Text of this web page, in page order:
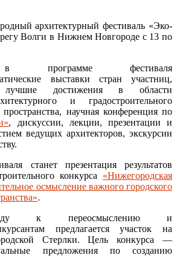
архитектурный фестиваль «Эко-
Волги в Нижнем Новгороде с 13 по
в программе фестиваля
выставки стран участниц,
лучшие достижения в области
и градостроительного
пространства, научная конференция по
, дискуссии, лекции, презентации и
ведущих архитекторов, экскурсии
станет презентация результатов
конкурса «Нижегородская
осмысление важного городского
.
к переосмыслению и
предлагается участок на
Стерлки. Цель конкурса —
предложения по созданию